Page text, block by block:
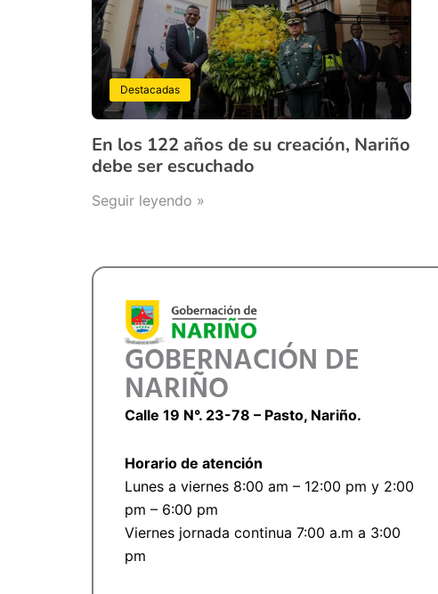
Destacadas
En los 122 años de su creación, Nariño
debe ser escuchado
Seguir leyendo »
GOBERNACIÓN DE
NARIÑO
Calle 19 N°. 23-78 – Pasto, Nariño.
Horario de atención
Lunes a viernes 8:00 am – 12:00 pm y 2:00
pm – 6:00 pm
Viernes jornada continua 7:00 a.m a 3:00
pm